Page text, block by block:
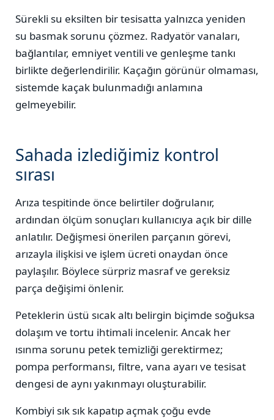
Sürekli su eksilten bir tesisatta yalnızca yeniden
su basmak sorunu çözmez. Radyatör vanaları,
bağlantılar, emniyet ventili ve genleşme tankı
birlikte değerlendirilir. Kaçağın görünür olmaması,
sistemde kaçak bulunmadığı anlamına
gelmeyebilir.
Sahada izlediğimiz kontrol
sırası
Arıza tespitinde önce belirtiler doğrulanır,
ardından ölçüm sonuçları kullanıcıya açık bir dille
anlatılır. Değişmesi önerilen parçanın görevi,
arızayla ilişkisi ve işlem ücreti onaydan önce
paylaşılır. Böylece sürpriz masraf ve gereksiz
parça değişimi önlenir.
Peteklerin üstü sıcak altı belirgin biçimde soğuksa
dolaşım ve tortu ihtimali incelenir. Ancak her
ısınma sorunu petek temizliği gerektirmez;
pompa performansı, filtre, vana ayarı ve tesisat
dengesi de aynı yakınmayı oluşturabilir.
Kombiyi sık sık kapatıp açmak çoğu evde